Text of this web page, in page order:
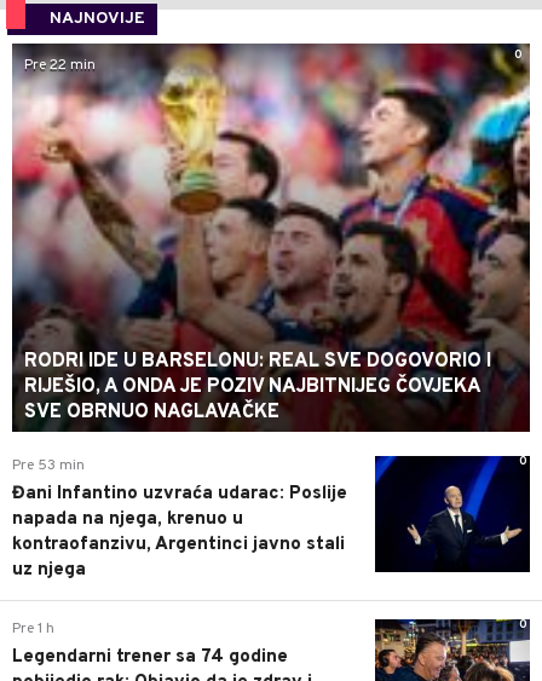
NAJNOVIJE
0
Pre 22 min
RODRI IDE U BARSELONU: REAL SVE DOGOVORIO I
RIJEŠIO, A ONDA JE POZIV NAJBITNIJEG ČOVJEKA
SVE OBRNUO NAGLAVAČKE
0
Pre 53 min
Đani Infantino uzvraća udarac: Poslije
napada na njega, krenuo u
kontraofanzivu, Argentinci javno stali
uz njega
0
Pre 1 h
Legendarni trener sa 74 godine